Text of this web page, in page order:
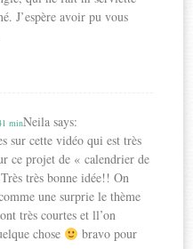
J’espère avoir pu vous
Neila says:
min
sur cette vidéo qui est très
ce projet de « calendrier de
très bonne idée!! On
une surprie le thème
très courtes et ll’on
chose
bravo pour